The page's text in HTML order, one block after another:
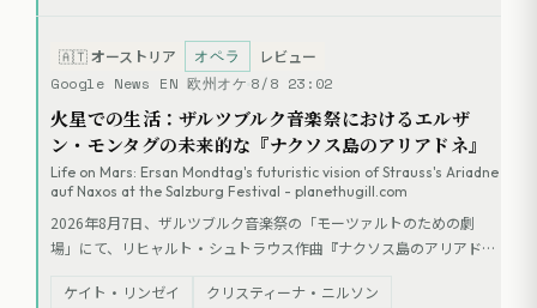
🇦🇹 オーストリア オペラ レビュー
Google News EN 欧州オケ 8/8 23:02
火星での生活：ザルツブルク音楽祭におけるエルザ
ン・モンタグの未来的な『ナクソス島のアリアドネ』
Life on Mars: Ersan Mondtag's futuristic vision of Strauss's Ariadne
auf Naxos at the Salzburg Festival - planethugill.com
2026年8月7日、ザルツブルク音楽祭の「モーツァルトのための劇
場」にて、リヒャルト・シュトラウス作曲『ナクソス島のアリアド
フレート・ホーネックがウィーン・フィルハーモニー管弦楽団を指揮
ケイト・リンゼイ
クリスティーナ・ニルソン